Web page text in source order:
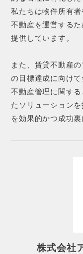
私たちは物件所有
不動産を運営する
提供しています。
また、賃貸不動産
の目標達成に向けて
不動産管理に関す
たソリューション
を効果的かつ成功
株式会社